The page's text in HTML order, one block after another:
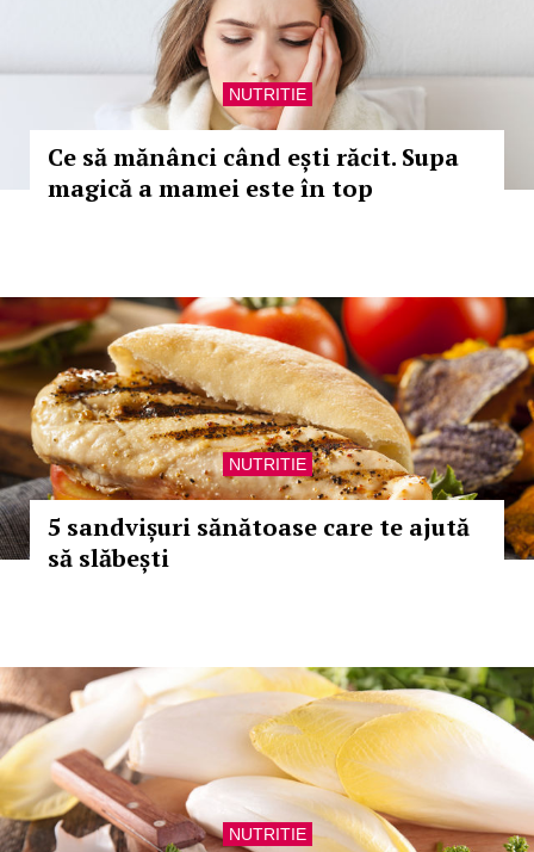
NUTRITIE
Ce să mănânci când ești răcit. Supa
magică a mamei este în top
NUTRITIE
5 sandvișuri sănătoase care te ajută
să slăbești
NUTRITIE